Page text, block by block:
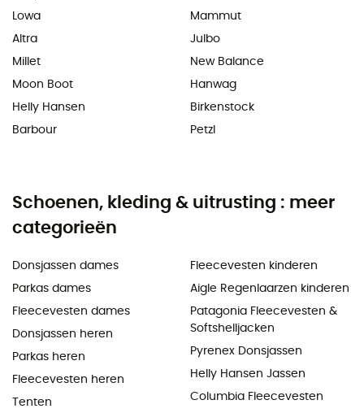
Lowa
Altra
Millet
Moon Boot
Helly Hansen
Barbour
Mammut
Julbo
New Balance
Hanwag
Birkenstock
Petzl
Schoenen, kleding & uitrusting : meer
categorieën
Donsjassen dames
Parkas dames
Fleecevesten dames
Donsjassen heren
Parkas heren
Fleecevesten heren
Tenten
Fleecevesten kinderen
Aigle Regenlaarzen kinderen
Patagonia Fleecevesten &
Softshelljacken
Pyrenex Donsjassen
Helly Hansen Jassen
Columbia Fleecevesten